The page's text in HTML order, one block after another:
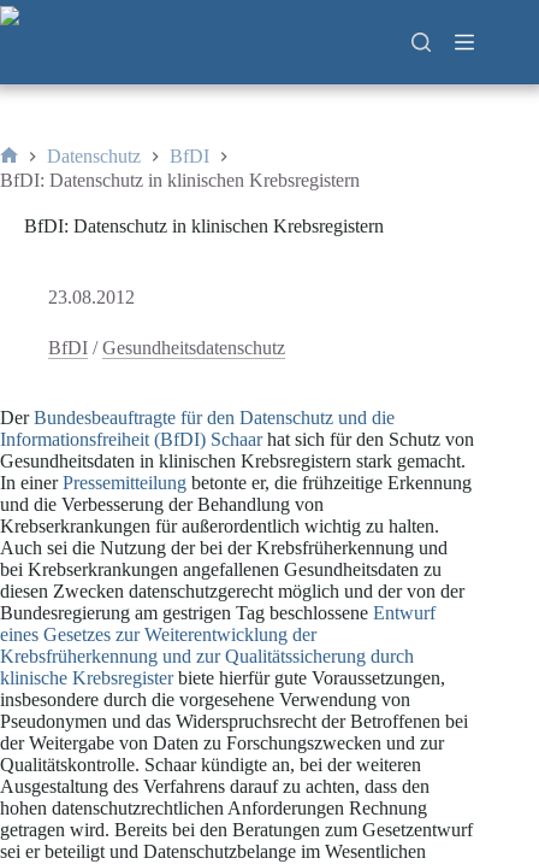
Zum
Inhalt
Start
Datenschutz
BfDI
BfDI: Datenschutz in klinischen Krebsregistern
BfDI: Datenschutz in klinischen Krebsregistern
23.08.2012
BfDI /Gesundheitsdatenschutz
DerBundesbeauftragte für den Datenschutz und die
Informationsfreiheit (BfDI) Schaarhat sich für den Schutz von
Gesundheitsdaten in klinischen Krebsregistern stark gemacht.
In einerPressemitteilung betonte er, die frühzeitige Erkennung
und die Verbesserung der Behandlung von
Krebserkrankungen für außerordentlich wichtig zu halten.
Auch sei die Nutzung der bei der Krebsfrüherkennung und
bei Krebserkrankungen angefallenen Gesundheitsdaten zu
diesen Zwecken datenschutzgerecht möglich und der von der
Bundesregierung am gestrigen Tag beschlossene Entwurf
eines Gesetzes zur Weiterentwicklung der
Krebsfrüherkennung und zur Qualitätssicherung durch
klinische Krebsregisterbiete hierfür gute Voraussetzungen,
insbesondere durch die vorgesehene Verwendung von
Pseudonymen und das Widerspruchsrecht der Betroffenen bei
der Weitergabe von Daten zu Forschungszwecken und zur
Qualitätskontrolle. Schaar kündigte an, bei der weiteren
Ausgestaltung des Verfahrens darauf zu achten, dass den
hohen datenschutzrechtlichen Anforderungen Rechnung
getragen wird. Bereits bei den Beratungen zum Gesetzentwurf
sei er beteiligt und Datenschutzbelange im Wesentlichen